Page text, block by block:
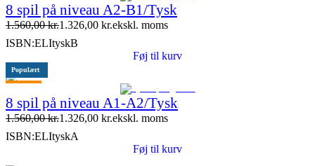
8 spil på niveau A2-B1/Tysk
1.560,00kr.1.326,00 kr.ekskl. moms
ISBN:ELItyskB
Føj til kurv
Populært
8 spil på niveau A1-A2/Tysk
1.560,00kr.1.326,00 kr.ekskl. moms
ISBN:ELItyskA
Føj til kurv